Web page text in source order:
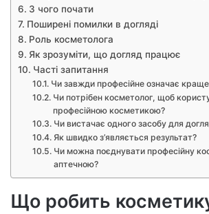
З чого почати
Поширені помилки в догляді
Роль косметолога
Як зрозуміти, що догляд працює
Часті запитання
Чи завжди професійне означає
Чи потрібен косметолог, щоб
професійною косметикою?
Чи вистачає одного засобу для
Як швидко з’являється результат?
Чи можна поєднувати професійну
аптечною?
Що робить